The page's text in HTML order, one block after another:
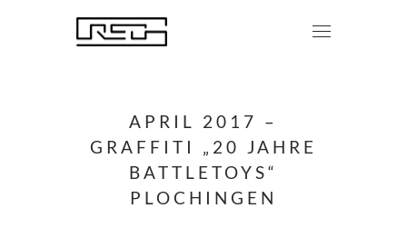
APRIL 2017 –
GRAFFITI „20 JAHRE
BATTLETOYS“
PLOCHINGEN